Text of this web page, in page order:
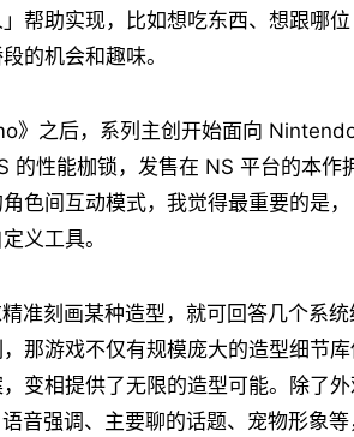
帮助实现，比如想吃东西、想跟哪
的机会和趣味。
》之后，系列主创开始面向
的性能枷锁，发售在 NS 平台的本作
色间互动模式，我觉得最重要的是
义工具。
准刻画某种造型，就可回答几个系
那游戏不仅有规模庞大的造型细节
变相提供了无限的造型可能。除了
音强调、主要聊的话题、宠物形象